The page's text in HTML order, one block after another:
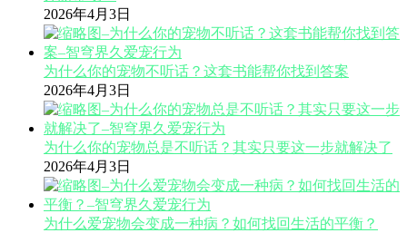
2026年4月3日
为什么你的宠物不听话？这套书能帮你找到答案
2026年4月3日
为什么你的宠物总是不听话？其实只要这一步就解决了
2026年4月3日
为什么爱宠物会变成一种病？如何找回生活的平衡？